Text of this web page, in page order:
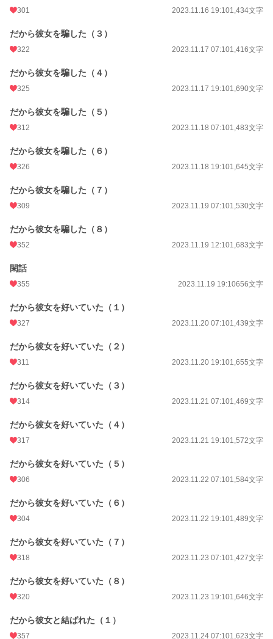
301 2023.11.16 19:101,434文字
だから彼女を騙した（３）
322 2023.11.17 07:101,416文字
だから彼女を騙した（４）
325 2023.11.17 19:101,690文字
だから彼女を騙した（５）
312 2023.11.18 07:101,483文字
だから彼女を騙した（６）
326 2023.11.18 19:101,645文字
だから彼女を騙した（７）
309 2023.11.19 07:101,530文字
だから彼女を騙した（８）
352 2023.11.19 12:101,683文字
閑話
355 2023.11.19 19:10656文字
だから彼女を好いていた（１）
327 2023.11.20 07:101,439文字
だから彼女を好いていた（２）
311 2023.11.20 19:101,655文字
だから彼女を好いていた（３）
314 2023.11.21 07:101,469文字
だから彼女を好いていた（４）
317 2023.11.21 19:101,572文字
だから彼女を好いていた（５）
306 2023.11.22 07:101,584文字
だから彼女を好いていた（６）
304 2023.11.22 19:101,489文字
だから彼女を好いていた（７）
318 2023.11.23 07:101,427文字
だから彼女を好いていた（８）
320 2023.11.23 19:101,646文字
だから彼女と結ばれた（１）
357 2023.11.24 07:101,623文字